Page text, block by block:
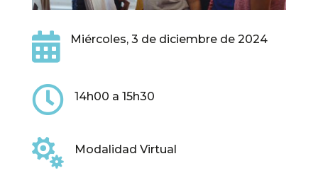
 Miércoles, 3 de diciembre de 2024
 14h00 a 15h30
 Modalidad Virtual